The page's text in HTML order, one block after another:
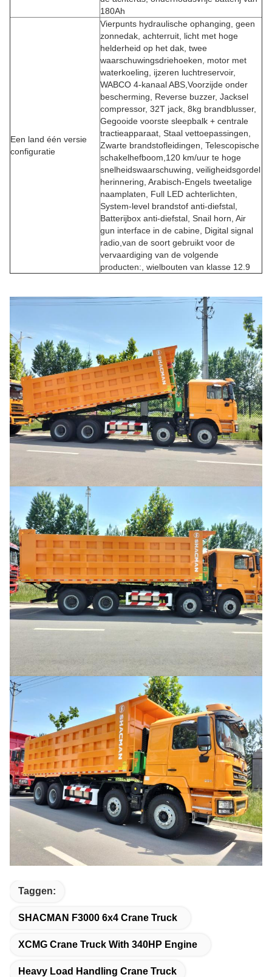
180Ah
Een land één versie
configuratie
Vierpunts hydraulische ophanging, geen
zonnedak, achterruit, licht met hoge
helderheid op het dak, twee
waarschuwingsdriehoeken, motor met
waterkoeling, ijzeren luchtreservoir,
WABCO 4-kanaal ABS,Voorzijde onder
bescherming, Reverse buzzer, Jacksel
compressor, 32T jack, 8kg brandblusser,
Gegooide voorste sleepbalk + centrale
tractieapparaat, Staal vettoepassingen,
Zwarte brandstofleidingen, Telescopische
schakelhefboom,120 km/uur te hoge
snelheidswaarschuwing, veiligheidsgordel
herinnering, Arabisch-Engels tweetalige
naamplaten, Full LED achterlichten,
System-level brandstof anti-diefstal,
Batterijbox anti-diefstal, Snail horn, Air
gun interface in de cabine, Digital signal
radio,van de soort gebruikt voor de
vervaardiging van de volgende
producten:, wielbouten van klasse 12.9
Taggen:
SHACMAN F3000 6x4 Crane Truck
XCMG Crane Truck With 340HP Engine
Heavy Load Handling Crane Truck